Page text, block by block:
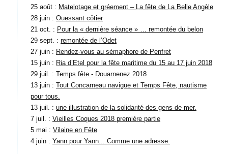
25 août : Matelotage et gréement – La fête de La Belle Angèle
28 juin : Ouessant côtier
21 oct. : Pour la « dernière séance » … remontée du belon
29 sept. : remontée de l’Odet
27 juin : Rendez-vous au sémaphore de Penfret
15 juin : Ria d’Etel pour la fête maritime du 15 au 17 juin 2018
29 juil. : Temps fête - Douarnenez 2018
13 juin : Tout Concarneau navigue et Temps Fête, nautisme
pour tous.
13 juil. : une illustration de la solidarité des gens de mer.
7 juil. : Vieilles Coques 2018 première partie
5 mai : Vilaine en Fête
4 juin : Yann pour Yann... Comme une adresse.